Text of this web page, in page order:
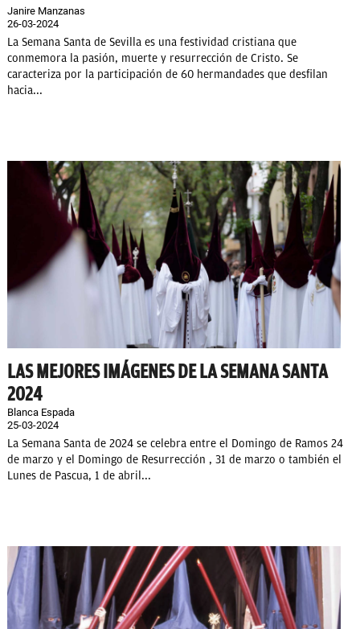
Janire Manzanas
26-03-2024
La Semana Santa de Sevilla es una festividad cristiana que
conmemora la pasión, muerte y resurrección de Cristo. Se
caracteriza por la participación de 60 hermandades que desfilan
hacia...
LAS MEJORES IMÁGENES DE LA SEMANA SANTA
2024
Blanca Espada
25-03-2024
La Semana Santa de 2024 se celebra entre el Domingo de Ramos 24
de marzo y el Domingo de Resurrección , 31 de marzo o también el
Lunes de Pascua, 1 de abril...